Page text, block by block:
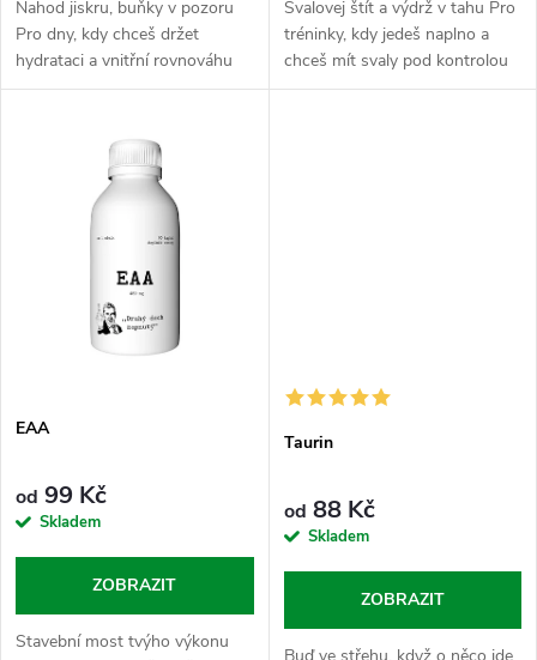
k
t
k
Nahod jiskru, buňky v pozoru
Pro dny, kdy chceš držet
hydrataci a vnitřní rovnováhu
pevně v hrsti, i když ze tebe leje
tvůj stabilizační základ,...
Svalovej štít a výdrž v tahu Pro
tréninky, kdy jedeš naplno a
chceš mít svaly pod kontrolou
od prvního zahřátí až po
EAA
od 99 Kč
Skladem
ZOBRAZIT
Stavební most tvýho výkonu
Taurin
od 88 Kč
Skladem
ZOBRAZIT